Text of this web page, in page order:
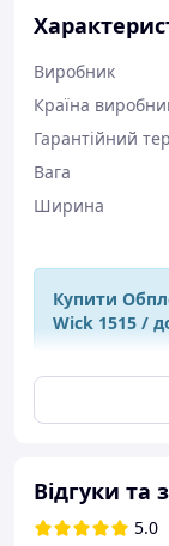
Виробник
Країна
Гарантійний
Вага
Ширина
Купити
Wick 1515 /
Обплетення
довжина 1.5
інструментом,
обплетення з
Принцип
Відгуки та
5.0